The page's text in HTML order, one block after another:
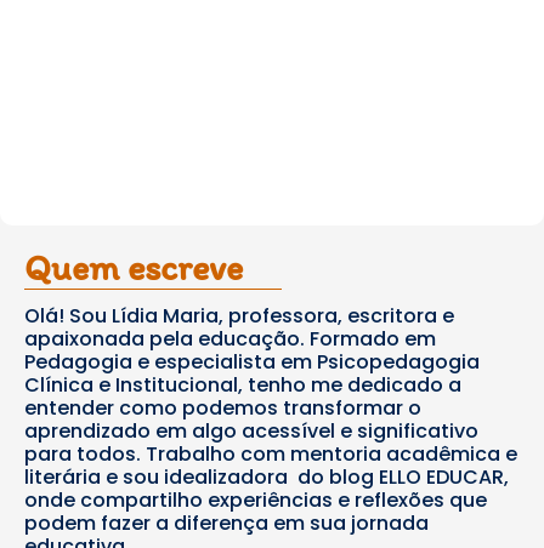
Quem escreve
Olá! Sou Lídia Maria, professora, escritora e
apaixonada pela educação. Formado em
Pedagogia e especialista em Psicopedagogia
Clínica e Institucional, tenho me dedicado a
entender como podemos transformar o
aprendizado em algo acessível e significativo
para todos. Trabalho com mentoria acadêmica e
literária e sou idealizadora do blog ELLO EDUCAR,
onde compartilho experiências e reflexões que
podem fazer a diferença em sua jornada